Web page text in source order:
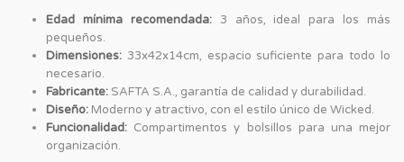
Edad mínima recomendada:3 años, ideal para los más
pequeños.
Dimensiones: 33x42x14cm, espacio suficiente para todo lo
necesario.
Fabricante: SAFTA S.A., garantía de calidad y durabilidad.
Diseño: Moderno y atractivo, con el estilo único de Wicked.
Funcionalidad: Compartimentos y bolsillos para una mejor
organización.